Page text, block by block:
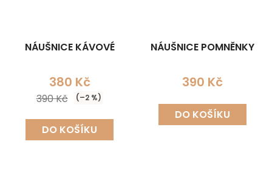
NÁUŠNICE KÁVOVÉ
380 Kč
390 Kč (–2 %)
DO KOŠÍKU
NÁUŠNICE POMNĚNKY
390 Kč
DO KOŠÍKU